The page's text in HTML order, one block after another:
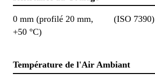
0 mm (profilé 20 mm,
+50 °C)
(ISO 7390)
Température de l'Air Ambiant